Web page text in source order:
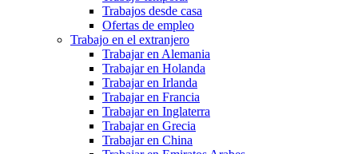
Trabajos desde casa
Ofertas de empleo
Trabajo en el extranjero
Trabajar en Alemania
Trabajar en Holanda
Trabajar en Irlanda
Trabajar en Francia
Trabajar en Inglaterra
Trabajar en Grecia
Trabajar en China